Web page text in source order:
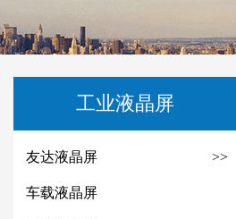
工业液晶屏
友达液晶屏 >>
车载液晶屏